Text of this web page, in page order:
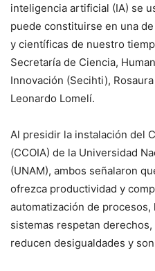
inteligencia artificial (IA) se
puede constituirse en una
y científicas de nuestro
Secretaría de Ciencia,
Innovación (Secihti),
Leonardo Lomelí.
Al presidir la instalación del
(CCOIA) de la Universidad
(UNAM), ambos señalaron
ofrezca productividad y
automatización de
sistemas respetan
reducen desigualdades y